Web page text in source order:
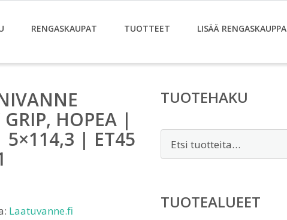
RENGASKAUPAT TUOTTEET LISÄÄ RENGASKAUPPA
HOPEA |
5×114,3 | ET45
Laatuvanne.fi
TUOTEHAKU
TUOTEALUEET